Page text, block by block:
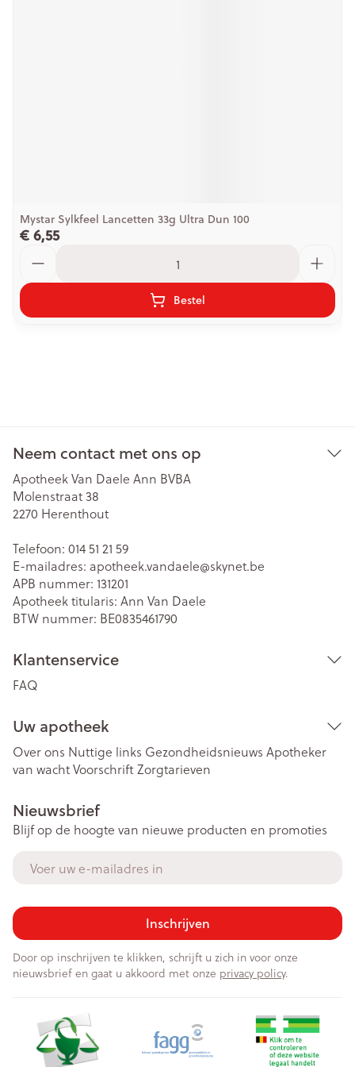
Mystar Sylkfeel Lancetten 33g Ultra Dun 100
€ 6,55
Bestel
Neem contact met ons op
Apotheek Van Daele Ann BVBA
Molenstraat 38
2270 Herenthout
Telefoon: 014 51 21 59
E-mailadres: apotheek.vandaele@skynet.be
APB nummer: 131201
Apotheek titularis: Ann Van Daele
BTW nummer: BE0835461790
Klantenservice
FAQ
Uw apotheek
Over ons Nuttige links Gezondheidsnieuws Apotheker
van wachtVoorschriftZorgtarieven
Nieuwsbrief
Blijf op de hoogte van nieuwe producten en promoties
Inschrijven
Door op inschrijven te klikken, schrijft u zich in voor onze
nieuwsbrief en gaat u akkoord met onze privacy policy.